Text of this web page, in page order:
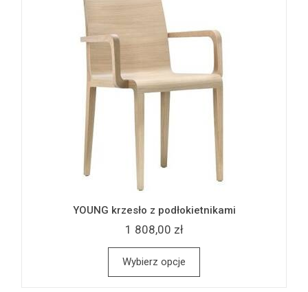
YOUNG krzesło z podłokietnikami
1 808,00 zł
Wybierz opcje